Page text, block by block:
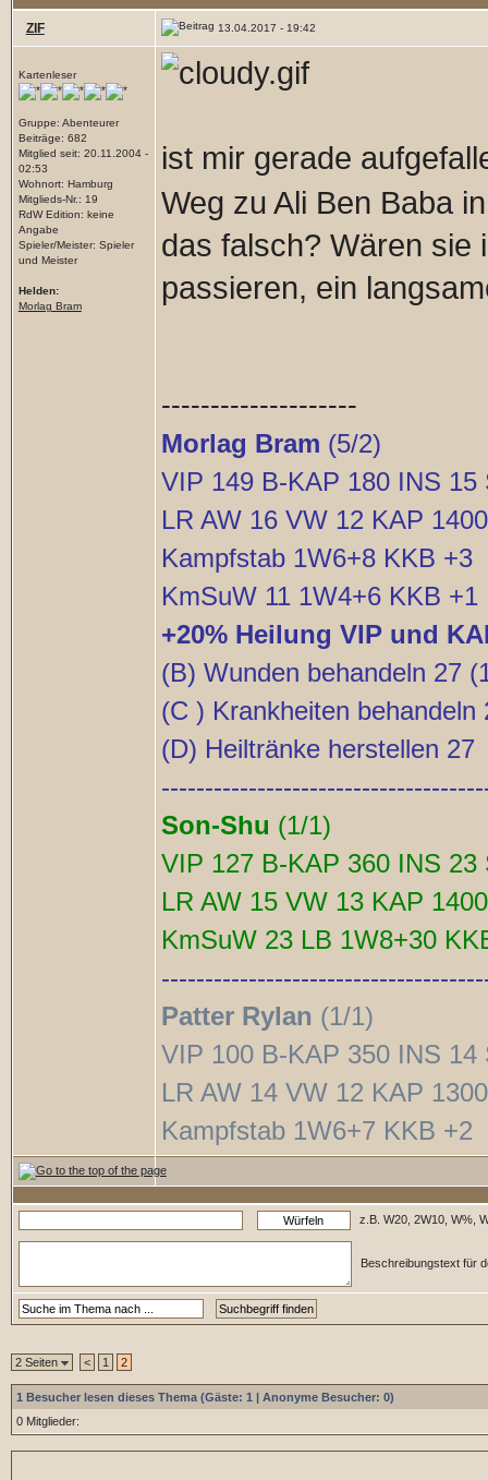
ZIF 13.04.2017 - 19:42
Kartenleser
Gruppe: Abenteurer
Beiträge: 682
Mitglied seit: 20.11.2004 -
02:53
Wohnort: Hamburg
Mitglieds-Nr.: 19
RdW Edition: keine
Angabe
Spieler/Meister: Spieler
und Meister
Helden:
Morlag Bram
ist mir gerade
Weg zu Ali Ben Baba
das falsch? Wären sie
passieren, ein
--------------------
Morlag Bram (5/2)
VIP 149 B-KAP 180 INS
LR AW 16 VW 12 KAP
Kampfstab 1W6+8 KKB +3
KmSuW 11 1W4+6 KKB +1
+20% Heilung VIP und
(B) Wunden behandeln 27
(C ) Krankheiten behandeln
(D) Heiltränke herstellen 27
Son-Shu (1/1)
VIP 127 B-KAP 360 INS
LR AW 15 VW 13 KAP 1400
KmSuW 23 LB 1W8+30
Patter Rylan (1/1)
VIP 100 B-KAP 350 INS
LR AW 14 VW 12 KAP
Kampfstab 1W6+7 KKB +2
z.B. W20, 2W10, W%,
Beschreibungstext für
2 Seiten < 1 2
1 Besucher lesen dieses Thema (Gäste: 1 | Anonyme Besucher: 0)
0 Mitglieder: